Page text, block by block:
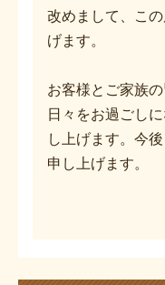
改めまして、こ
げます。
お客様とご家族
日々をお過ごし
し上げます。今
申し上げます。